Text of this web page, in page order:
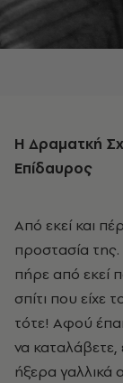
Η Δραματκή Σχολή του Δημήτρη Ροντήρη και η
Επίδαυρος
Από εκεί και
προστασία
πήρε από εκεί
σπίτι που είχε
τότε! Αφού
να καταλάβετε,
ήξερα γαλλικά